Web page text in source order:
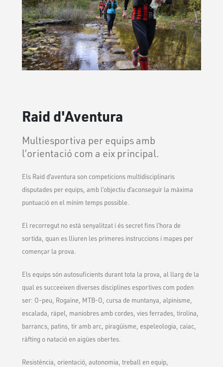
Raid d'Aventura
Multiesportiva per equips amb
l’orientació com a eix principal.
Els Raid d’aventura son competicions multidisciplinaris
disputades per equips, amb l’objectiu d’aconseguir la màxima
puntuació en el mínim temps possible.
El recorregut no està senyalitzat i és secret fins l’hora de
sortida, quan es lliuren les primeres instruccions i mapes per
començar la prova.
Els equips són autosuficients durant tota la prova, al llarg de la
qual es succeeixen diverses disciplines esportives com poden
ser: O-peu, Rogaine, MTB-O, cursa de muntanya, alpinisme,
escalada, ràpel, maniobres amb cordes, vies ferrades, tirolina,
barrancs, patins, tir amb arc, piragüisme, espeleologia, caiac,
ràfting o natació en aigües obertes.
Resistència, orientació, autonomia, treball en equip,